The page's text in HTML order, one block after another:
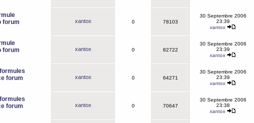
forum
xantox 0 78103
30 Septembre 2006
23:39
xantox
forum
xantox 0 82722
30 Septembre 2006
23:39
xantox
forum
xantox 0 64271
30 Septembre 2006
23:39
xantox
forum
xantox 0 70647
30 Septembre 2006
23:38
xantox